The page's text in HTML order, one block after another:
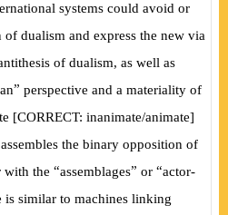
systems could avoid or
dualism and express the new via
of dualism, as well as
” perspective and a materiality of
[CORRECT: inanimate/animate]
the binary opposition of
with the “assemblages” or “actor-
is similar to machines linking